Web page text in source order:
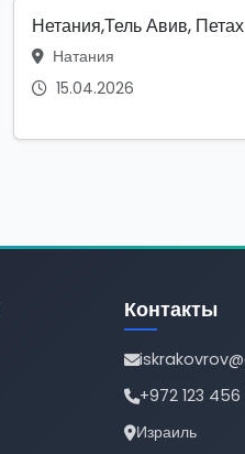
Нетания,Тель Авив,
Натания
15.04.2026
Контакты
+972 123
Израиль